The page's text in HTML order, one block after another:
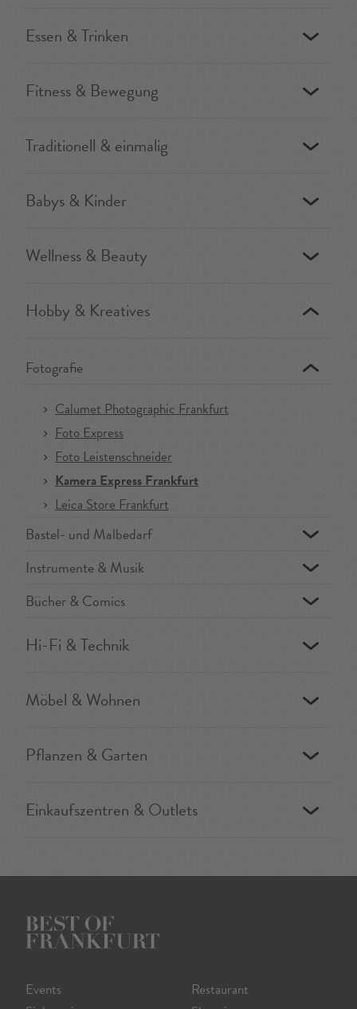
Essen & Trinken
Fitness & Bewegung
Traditionell & einmalig
Babys & Kinder
Wellness & Beauty
Hobby & Kreatives
Fotografie
Calumet Photographic Frankfurt
Foto Express
Foto Leistenschneider
Kamera Express Frankfurt
Leica Store Frankfurt
Bastel- und Malbedarf
Instrumente & Musik
Bücher & Comics
Hi-Fi & Technik
Möbel & Wohnen
Pflanzen & Garten
Einkaufszentren & Outlets
Events
Restaurant